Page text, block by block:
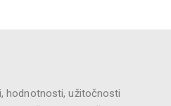
hodnotnosti, užitočnosti